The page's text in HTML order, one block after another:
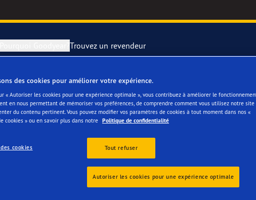
Pourquoi Goodyear?
F1 SuperSport
Performance 2
Trouvez un revendeur
FRANK BVBA
des cookies pour améliorer votre expérience.
« Autoriser les cookies pour une expérience optimale », vous contribuez à améliorer le
en nous permettant de mémoriser vos préférences, de comprendre comment vous utilisez notre site
du contenu pertinent. Vous pouvez modifier vos paramètres de cookies à tout moment dans nos «
cookies » ou en savoir plus dans notre Politique de confidentialité
cookies Tout refuser
Autoriser les cookies pour une expérience optimale